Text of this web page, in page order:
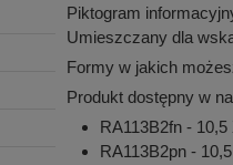
Piktogram
Umieszczany dla
Formy w jakich
Produkt dostępny w
RA113B2fn -
RA113B2pn -